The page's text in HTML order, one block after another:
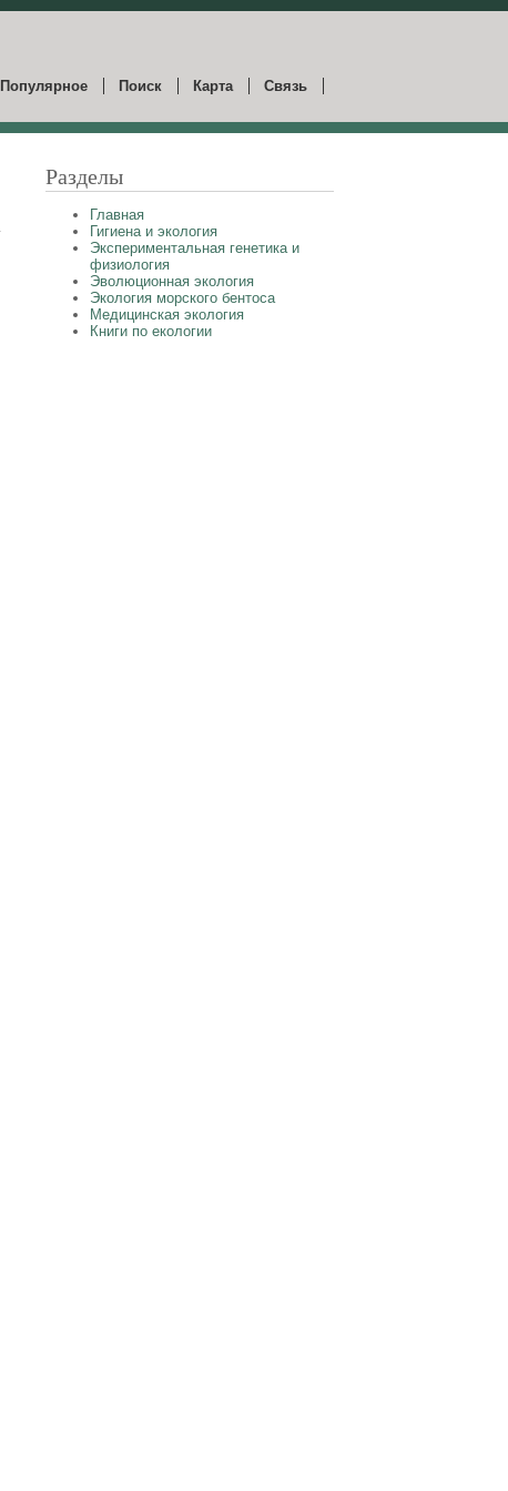
Популярное Поиск Карта Связь
Разделы
Главная
Гигиена и экология
Экспериментальная генетика и
физиология
Эволюционная экология
Экология морского бентоса
Медицинская экология
Книги по екологии